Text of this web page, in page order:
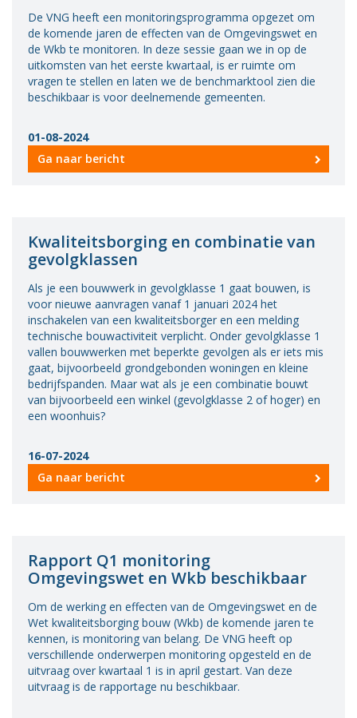
De VNG heeft een monitoringsprogramma opgezet om
de komende jaren de effecten van de Omgevingswet en
de Wkb te monitoren. In deze sessie gaan we in op de
uitkomsten van het eerste kwartaal, is er ruimte om
vragen te stellen en laten we de benchmarktool zien die
beschikbaar is voor deelnemende gemeenten.
01-08-2024
Ga naar bericht
Kwaliteitsborging en combinatie van
gevolgklassen
Als je een bouwwerk in gevolgklasse 1 gaat bouwen, is
voor nieuwe aanvragen vanaf 1 januari 2024 het
inschakelen van een kwaliteitsborger en een melding
technische bouwactiviteit verplicht. Onder gevolgklasse 1
vallen bouwwerken met beperkte gevolgen als er iets mis
gaat, bijvoorbeeld grondgebonden woningen en kleine
bedrijfspanden. Maar wat als je een combinatie bouwt
van bijvoorbeeld een winkel (gevolgklasse 2 of hoger) en
een woonhuis?
16-07-2024
Ga naar bericht
Rapport Q1 monitoring
Omgevingswet en Wkb beschikbaar
Om de werking en effecten van de Omgevingswet en de
Wet kwaliteitsborging bouw (Wkb) de komende jaren te
kennen, is monitoring van belang. De VNG heeft op
verschillende onderwerpen monitoring opgesteld en de
uitvraag over kwartaal 1 is in april gestart. Van deze
uitvraag is de rapportage nu beschikbaar.